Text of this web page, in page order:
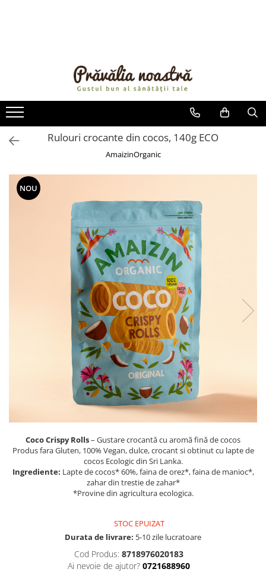
ULEIURI ȘI UNTURI
MĂSLINE
NUCI ȘI SEMINȚE
FRUCTE DESHIDRATATE
FRUCTE LA CONSERVĂ
OȚETURI ȘI SOSURI
FĂINĂ FĂRĂ GLUTEN
BĂUTURI / LAPTE VEGETAL
OREZ ȘI CEREALE
CREME ȘI PASTE TARTINABILE
CEAIURI GRECEȘTI
CIOCOLATĂ ȘI CACAO
HEALTHY SNACKS
SUPERALIMENTE
PRODUSE ECO / ORGANICE
COSMETICE
REMEDII NATURISTE
Rulouri crocante din cocos, 140g ECO
AmaizinOrganic
NOU
Coco Crispy Rolls– Gustare crocantă cu aromă fină de cocos
Produs fara Gluten, 100% Vegan, dulce, crocant si obtinut cu lapte de
cocos Ecologic din Sri Lanka.
Ingrediente: Lapte de cocos* 60%, faina de orez*, faina de manioc*,
zahar din trestie de zahar*
*Provine din agricultura ecologica.
STOC EPUIZAT
Durata de livrare: 5-10 zile lucratoare
Cod Produs: 8718976020183
Ai nevoie de ajutor? 0721688960